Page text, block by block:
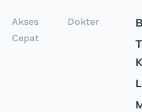
Akses
Cepat
Dokter